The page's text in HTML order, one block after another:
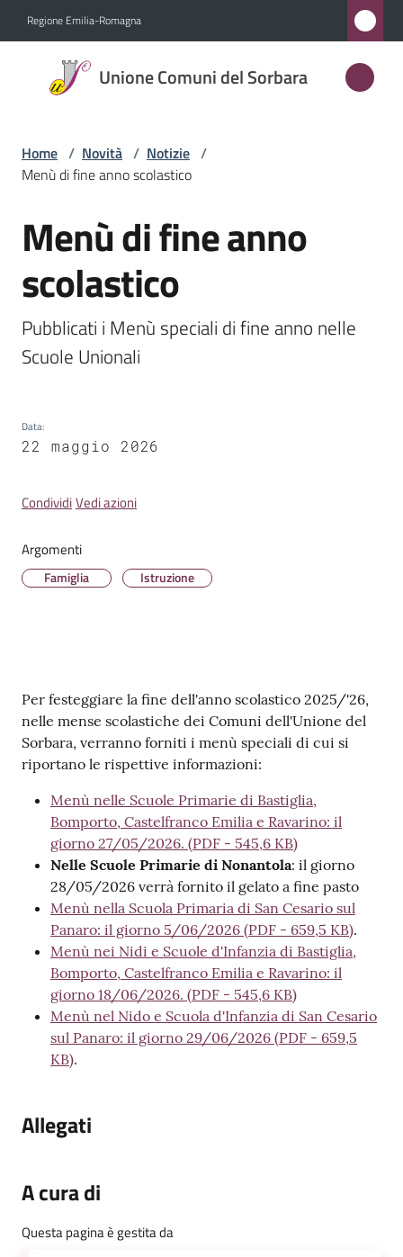
Regione Emilia-Romagna
Unione Comuni del Sorbara
Unione
Comuni
Sorbara
Amministrazione
Menu selezionato
Servizi
Vivere
Tutti
argomenti...
Home / Novità / Notizie /
Menù di fine anno scolastico
Salta al contenuto
Menù di fine anno
scolastico
Pubblicati i Menù speciali di fine anno nelle
Scuole Unionali
Data:
22 maggio 2026
CondividiVedi azioni
Argomenti
Famiglia Istruzione
Contenuto
Per festeggiare la fine dell'anno scolastico 2025/'26,
nelle mense scolastiche dei Comuni dell'Unione del
Sorbara, verranno forniti i menù speciali di cui si
riportano le rispettive informazioni:
Menù nelle Scuole Primarie di Bastiglia,
Bomporto, Castelfranco Emilia e Ravarino: il
giorno 27/05/2026. (PDF - 545,6 KB)
Nelle Scuole Primarie di Nonantola: il giorno
28/05/2026 verrà fornito il gelato a fine pasto
Menù nella Scuola Primaria di San Cesario sul
Panaro: il giorno 5/06/2026 (PDF - 659,5 KB).
Menù nei Nidi e Scuole d'Infanzia di Bastiglia,
Bomporto, Castelfranco Emilia e Ravarino: il
giorno 18/06/2026. (PDF - 545,6 KB)
Menù nel Nido e Scuola d'Infanzia di San Cesario
sul Panaro: il giorno 29/06/2026 (PDF - 659,5
KB).
Allegati
A cura di
Questa pagina è gestita da